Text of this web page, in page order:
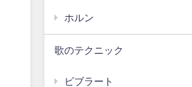
ホルン
歌のテクニック
ビブラート